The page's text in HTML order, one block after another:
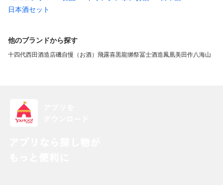
日本酒セット
他のブランドから探す
十四代西田酒造店磯自慢（お酒） 飛露喜黒龍獺祭冨士酒造鳳凰美田作八海山